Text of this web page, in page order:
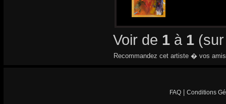
Voir de 1 à 1
Recommandez cet artiste � vos
FAQ Conditions